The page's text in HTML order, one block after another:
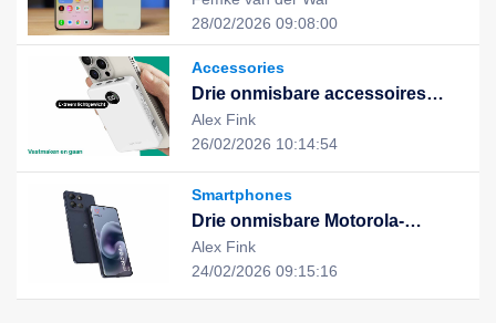
uitstekende prestaties en stijlvol
28/02/2026 09:08:00
Accessories
Drie onmisbare accessoires
voor een slimme, duurzame en
geïntegreerde digitale ervaring
Alex Fink
26/02/2026 10:14:54
Smartphones
Drie onmisbare Motorola-
apparaten voor een slimme,
efficiënte en duurzame digitale
Alex Fink
24/02/2026 09:15:16